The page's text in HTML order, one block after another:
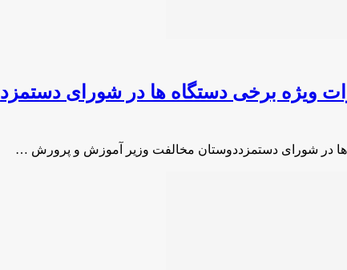
ویژه برخی دستگاه ها در شورای دستمزد
ها در شورای دستمزددوستان مخالفت وزیر آموزش و پرورش …